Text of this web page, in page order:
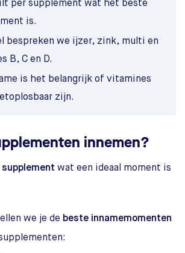
per supplement wat het beste
is.
bespreken we ijzer, zink, multi en
B, C en D.
is het belangrijk of vitamines
zijn.
innemen?
wat een ideaal moment is
we je de beste innamemomenten